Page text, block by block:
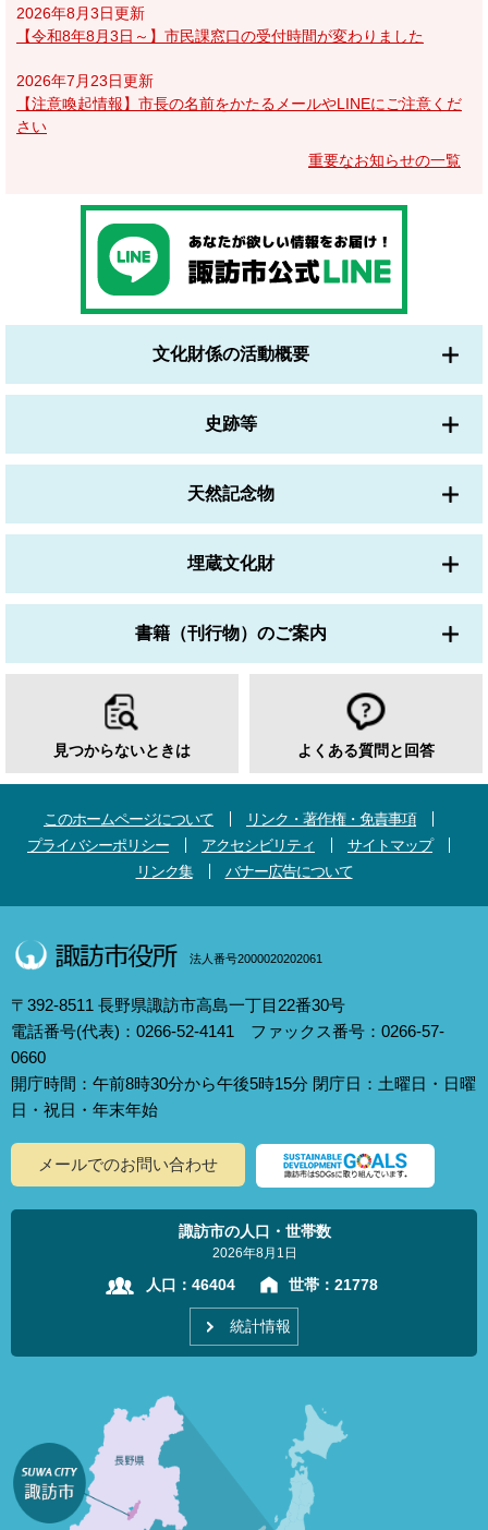
2026年8月3日更新
【令和8年8月3日～】市民課窓口の受付時間が変わりました
2026年7月23日更新
【注意喚起情報】市長の名前をかたるメールやLINEにご注意くだ
さい
重要なお知らせの一覧
文化財係の活動概要
史跡等
天然記念物
埋蔵文化財
書籍（刊行物）のご案内
見つからないときは よくある質問と回答
このホームページについて
リンク・著作権・免責事項
プライバシーポリシー
アクセシビリティ
サイトマップ
リンク集
バナー広告について
法人番号2000020202061
〒392-8511 長野県諏訪市高島一丁目22番30号
電話番号(代表)：0266-52-4141 ファックス番号：0266-57-
0660
開庁時間：午前8時30分から午後5時15分 閉庁日：土曜日・日曜
日・祝日・年末年始
メールでのお問い合わせ
諏訪市の人口・世帯数
2026年8月1日
人口： 46404 世帯： 21778
統計情報